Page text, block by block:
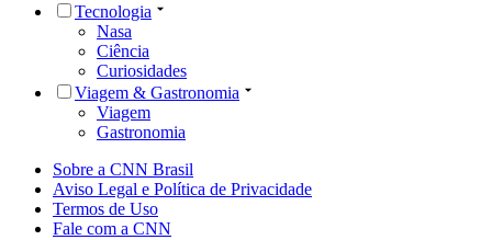
Tecnologia
Nasa
Ciência
Curiosidades
Viagem & Gastronomia
Viagem
Gastronomia
Sobre a CNN Brasil
Aviso Legal e Política de Privacidade
Termos de Uso
Fale com a CNN